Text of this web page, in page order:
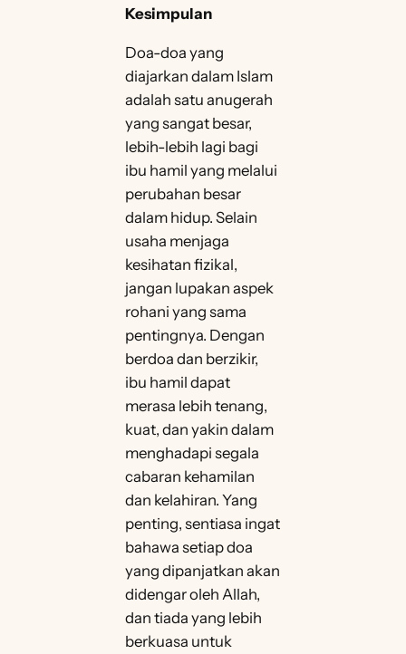
Kesimpulan
Doa-doa yang
diajarkan dalam Islam
adalah satu anugerah
yang sangat besar,
lebih-lebih lagi bagi
ibu hamil yang melalui
perubahan besar
dalam hidup. Selain
usaha menjaga
kesihatan fizikal,
jangan lupakan aspek
rohani yang sama
pentingnya. Dengan
berdoa dan berzikir,
ibu hamil dapat
merasa lebih tenang,
kuat, dan yakin dalam
menghadapi segala
cabaran kehamilan
dan kelahiran. Yang
penting, sentiasa ingat
bahawa setiap doa
yang dipanjatkan akan
didengar oleh Allah,
dan tiada yang lebih
berkuasa untuk